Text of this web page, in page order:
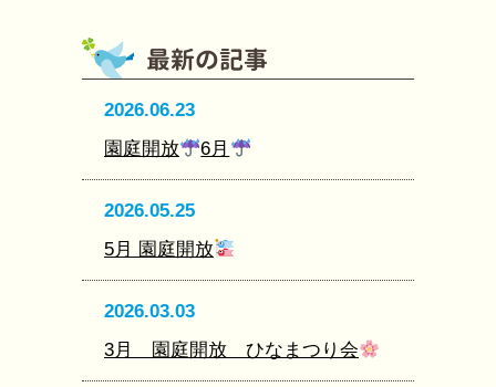
2026.06.23
園庭開放
6月
2026.05.25
5月 園庭開放
2026.03.03
3月 園庭開放 ひなまつり会